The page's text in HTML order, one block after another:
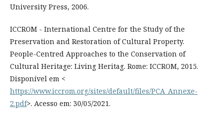
University Press, 2006.
ICCROM - International Centre for the Study of the
Preservation and Restoration of Cultural Property.
People-Centred Approaches to the Conservation of
Cultural Heritage: Living Heritag. Rome: ICCROM, 2015.
Disponível em <
https://www.iccrom.org/sites/default/files/PCA_Annexe-
2.pdf>. Acesso em: 30/05/2021.